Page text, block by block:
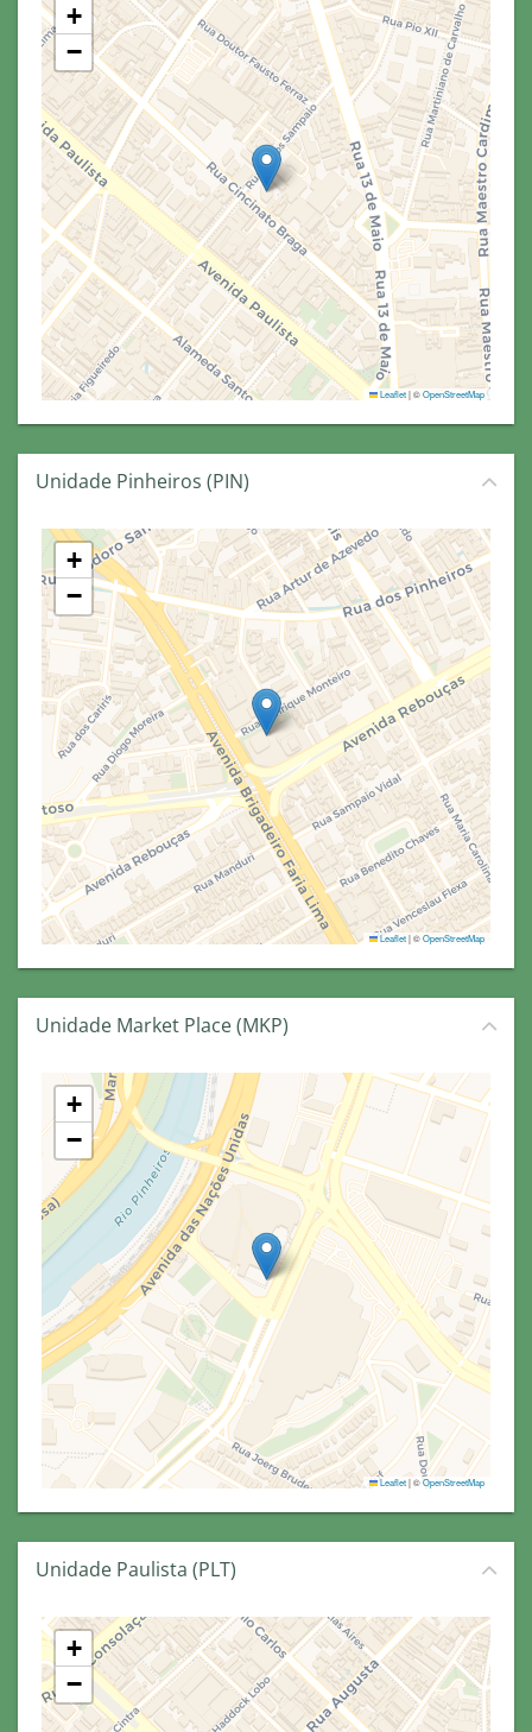
+
−
Leaflet|©OpenStreetMap
Unidade Pinheiros (PIN)
+
−
Leaflet|©OpenStreetMap
Unidade Market Place (MKP)
+
−
Leaflet|©OpenStreetMap
Unidade Paulista (PLT)
+
−